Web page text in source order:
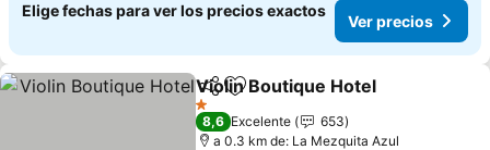
Elige fechas para ver los precios exactos
Ver precios
CompartirAgregar a favoritos
Violin Boutique Hotel
1 Estrellas
8,6 Excelente
653
a 0.3 km de: La Mezquita Azul